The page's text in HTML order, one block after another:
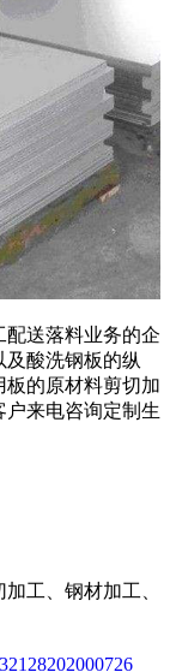
送落料业务的企
酸洗钢板的纵
的原材料剪切加
户来电咨询定制生
工、钢材加工、